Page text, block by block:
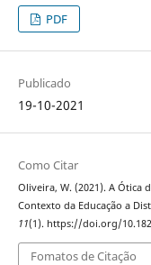
PDF
Publicado
19-10-2021
Como Citar
Oliveira, W. (2021). A Ótica
Contexto da Educação a
11(1). https://doi.org/
Fomatos de Citação